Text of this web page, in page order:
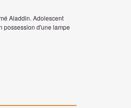
Aladdin. Adolescent
possession d'une lampe